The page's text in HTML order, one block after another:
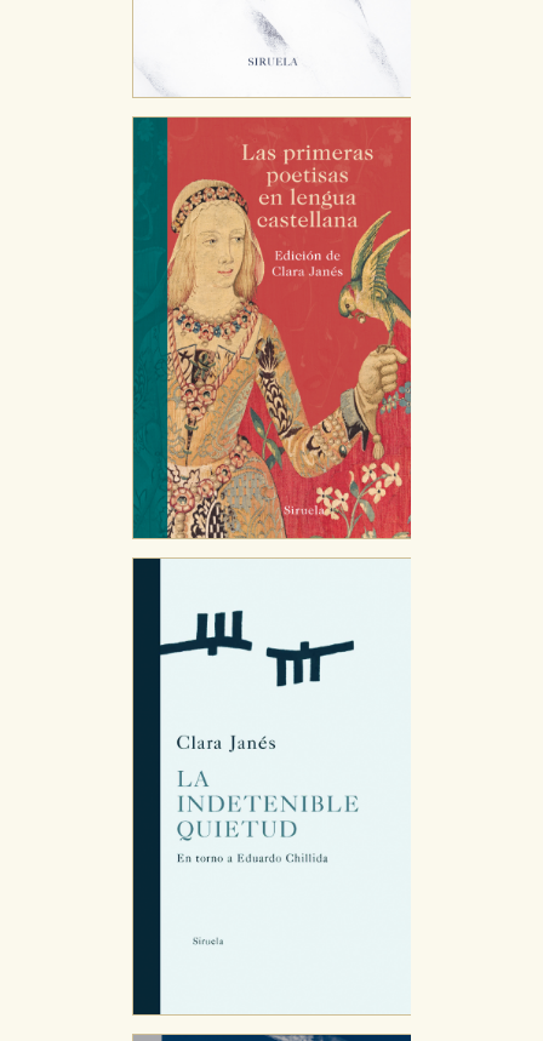
Estas cookies se utilizan para mejorar su experiencia
de navegación y optimizar el funcionamiento de
nuestro sitio web. Almacenan configuraciones de
servicios para que no tenga que reconfigurarlos cada
vez que nos visita. La información es agregada y, por lo
tanto, es anónima.
Cookies de publicidad y redes sociales
Estas cookies son gestionadas por nuestros socios
publicitarios y se utilizan para mostrar publicidad
relevante para sus intereses en otros sitios. No
almacenan directamente información personal sino
que se basan en la identificación única de su
navegador y dispositivo de internet.
GUARDAR CONFIGURACIÓN
Puede consultar nuestrapolítica de cookies